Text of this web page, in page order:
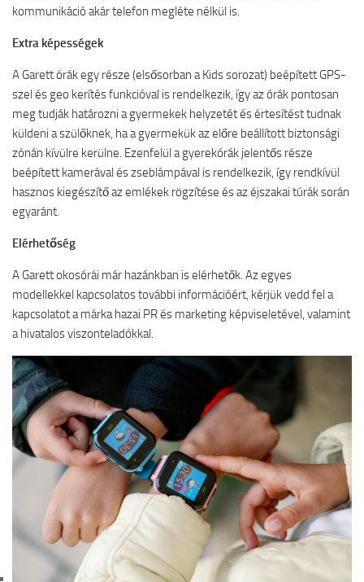
kommunikáció akár telefon megléte nélkül is.
Extra képességek
A Garett órák egy része (elsősorban a Kids sorozat) beépített GPS-
szel és geo kerítés funkcióval is rendelkezik, így az órák pontosan
meg tudják határozni a gyermekek helyzetét és értesítést tudnak
küldeni a szülőknek, ha a gyermekük az előre beállított biztonsági
zónán kívülre kerülne. Ezenfelül a gyerekórák jelentős része
beépített kamerával és zseblámpával is rendelkezik, így rendkívül
hasznos kiegészítő az emlékek rögzítése és az éjszakai túrák során
egyaránt.
Elérhetőség
A Garett okosórái már hazánkban is elérhetők. Az egyes
modellekkel kapcsolatos további információért, kérjük vedd fel a
kapcsolatot a márka hazai PR és marketing képviseletével, valamint
a hivatalos viszonteladókkal.